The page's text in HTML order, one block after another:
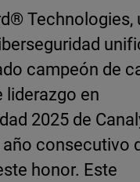
Technologies,
campeón de
liderazgo en
2025 de
año consecutivo
honor. Este